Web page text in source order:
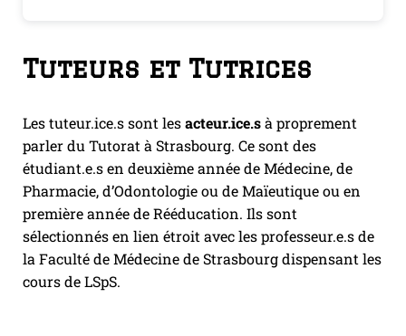
Tuteurs et Tutrices
Les tuteur.ice.s sont lesacteur.ice.sà proprement
parler du Tutorat à Strasbourg. Ce sont des
étudiant.e.s en deuxième année de Médecine, de
Pharmacie, d’Odontologie ou de Maïeutique ou en
première année de Rééducation. Ils sont
sélectionnés en lien étroit avec les professeur.e.s de
la Faculté de Médecine de Strasbourg dispensant les
cours de LSpS.